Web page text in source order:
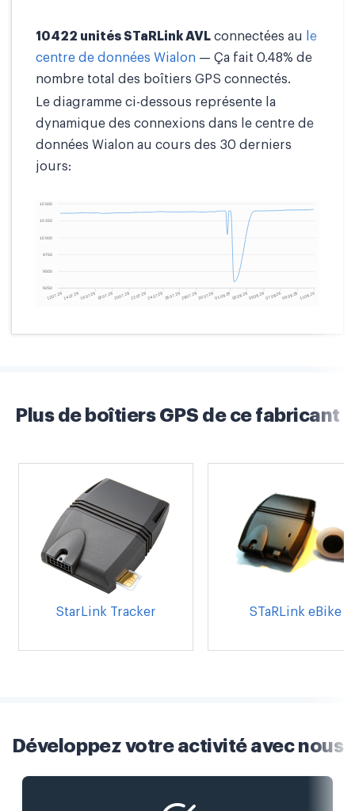
10422 unités STaRLink AVL connectées au
le
centre de données Wialon — Ça fait 0.48% de
nombre total des boîtiers GPS connectés.
Le diagramme ci-dessous représente la
dynamique des connexions dans le centre de
données Wialon au cours des 30 derniers
jours:
Plus de boîtiers GPS de ce fabricant
StarLink Tracker STaRLink eBike
Développez votre activité avec nous